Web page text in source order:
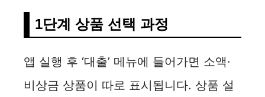
1단계 상품 선택 과정
앱 실행 후 ‘대출’ 메뉴에 들어가면 소액·
비상금 상품이 따로 표시됩니다. 상품 설